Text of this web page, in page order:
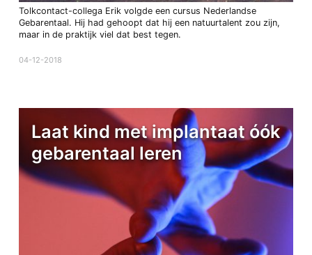
Tolkcontact-collega Erik volgde een cursus Nederlandse
Gebarentaal. Hij had gehoopt dat hij een natuurtalent zou zijn,
maar in de praktijk viel dat best tegen.
04-12-2018
Laat kind met implantaat óók
gebarentaal leren